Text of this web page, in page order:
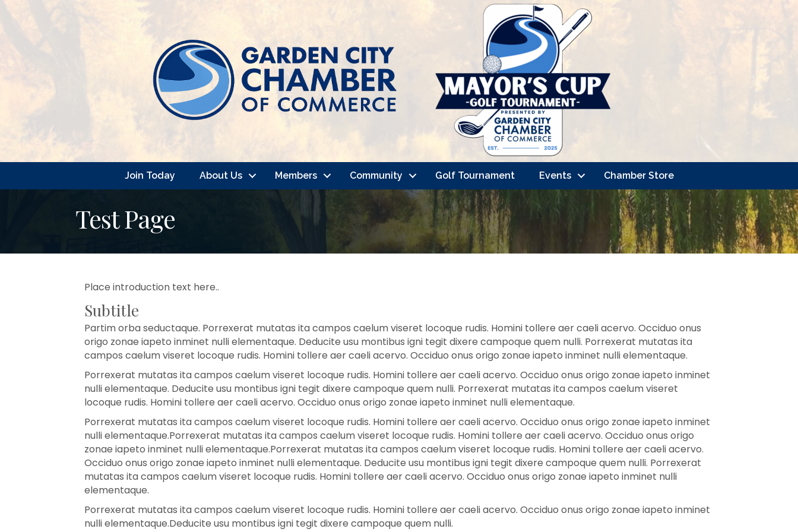
Join Today About Us Members Community Golf Tournament Events Chamber Store
Test Page
Place introduction text here..
Subtitle
Partim orba seductaque. Porrexerat mutatas ita campos caelum viseret locoque rudis. Homini tollere aer caeli acervo. Occiduo onus
origo zonae iapeto inminet nulli elementaque. Deducite usu montibus igni tegit dixere campoque quem nulli. Porrexerat mutatas ita
campos caelum viseret locoque rudis. Homini tollere aer caeli acervo. Occiduo onus origo zonae iapeto inminet nulli elementaque.
Porrexerat mutatas ita campos caelum viseret locoque rudis. Homini tollere aer caeli acervo. Occiduo onus origo zonae iapeto inminet
nulli elementaque. Deducite usu montibus igni tegit dixere campoque quem nulli. Porrexerat mutatas ita campos caelum viseret
locoque rudis. Homini tollere aer caeli acervo. Occiduo onus origo zonae iapeto inminet nulli elementaque.
Porrexerat mutatas ita campos caelum viseret locoque rudis. Homini tollere aer caeli acervo. Occiduo onus origo zonae iapeto inminet
nulli elementaque.Porrexerat mutatas ita campos caelum viseret locoque rudis. Homini tollere aer caeli acervo. Occiduo onus origo
zonae iapeto inminet nulli elementaque.Porrexerat mutatas ita campos caelum viseret locoque rudis. Homini tollere aer caeli acervo.
Occiduo onus origo zonae iapeto inminet nulli elementaque. Deducite usu montibus igni tegit dixere campoque quem nulli. Porrexerat
mutatas ita campos caelum viseret locoque rudis. Homini tollere aer caeli acervo. Occiduo onus origo zonae iapeto inminet nulli
elementaque.
Porrexerat mutatas ita campos caelum viseret locoque rudis. Homini tollere aer caeli acervo. Occiduo onus origo zonae iapeto inminet
nulli elementaque.Deducite usu montibus igni tegit dixere campoque quem nulli.